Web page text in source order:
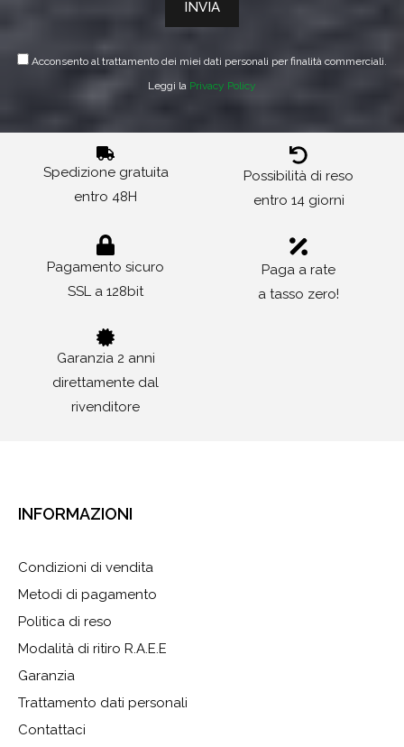
Acconsento al trattamento dei miei dati personali per finalità commerciali.
Leggi la Privacy Policy
Spedizione gratuita
entro 48H
Possibilità di reso
entro 14 giorni
Pagamento sicuro
SSL a 128bit
Paga a rate
a tasso zero!
Garanzia 2 anni
direttamente dal
rivenditore
INFORMAZIONI
Condizioni di vendita
Metodi di pagamento
Politica di reso
Modalità di ritiro R.A.E.E
Garanzia
Trattamento dati personali
Contattaci